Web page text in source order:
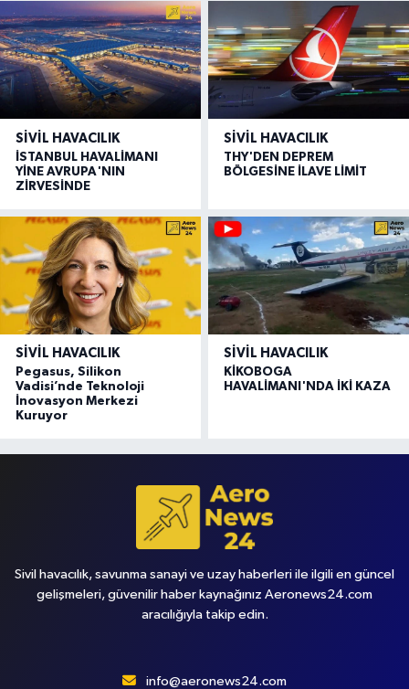
SIVIL HAVACILIK
İSTANBUL HAVALİMANI
YİNE AVRUPA'NIN
ZİRVESİNDE
SIVIL HAVACILIK
THY'DEN DEPREM
BÖLGESİNE İLAVE LİMİT
SIVIL HAVACILIK
Pegasus, Silikon
Vadisi’nde Teknoloji
İnovasyon Merkezi
Kuruyor
SIVIL HAVACILIK
KİKOBOGA
HAVALİMANI'NDA İKİ KAZA
Sivil havacılık, savunma sanayi ve uzay haberleri ile ilgili en güncel
gelişmeleri, güvenilir haber kaynağınız Aeronews24.com
aracılığıyla takip edin.
info@aeronews24.com